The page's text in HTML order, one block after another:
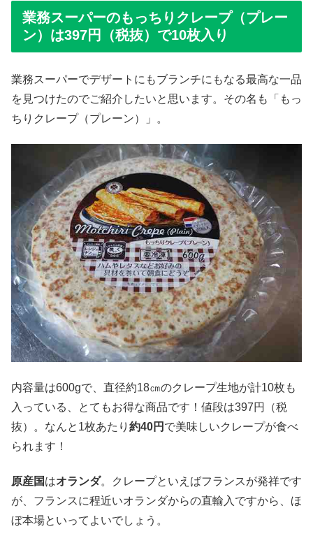
業務スーパーのもっちりクレープ（プレー
ン）は397円（税抜）で10枚入り
業務スーパーでデザートにもブランチにもなる最高な一品
を見つけたのでご紹介したいと思います。その名も「もっ
ちりクレープ（プレーン）」。
内容量は600gで、直径約18㎝のクレープ生地が計10枚も
入っている、とてもお得な商品です！値段は397円（税
抜）。なんと1枚あたり 約40円 で美味しいクレープが食べ
られます！
原産国はオランダ。クレープといえばフランスが発祥です
が、フランスに程近いオランダからの直輸入ですから、ほ
ぼ本場といってよいでしょう。